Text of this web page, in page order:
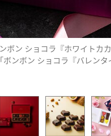
ボン ショコラ『ホワイトカ
ンボン ショコラ『バレン